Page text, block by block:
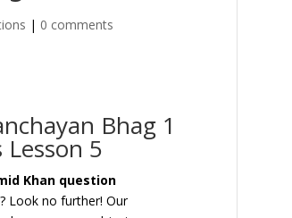
| 0 comments
Bhag 1
5
Khan question
Look no further! Our